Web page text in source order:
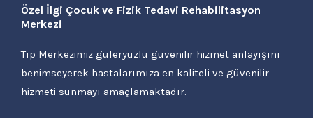
Özel İlgi Çocuk ve Fizik Tedavi Rehabilitasyon
Merkezi
Tıp Merkezimiz güleryüzlü güvenilir hizmet anlayışını
benimseyerek hastalarımıza en kaliteli ve güvenilir
hizmeti sunmayı amaçlamaktadır.